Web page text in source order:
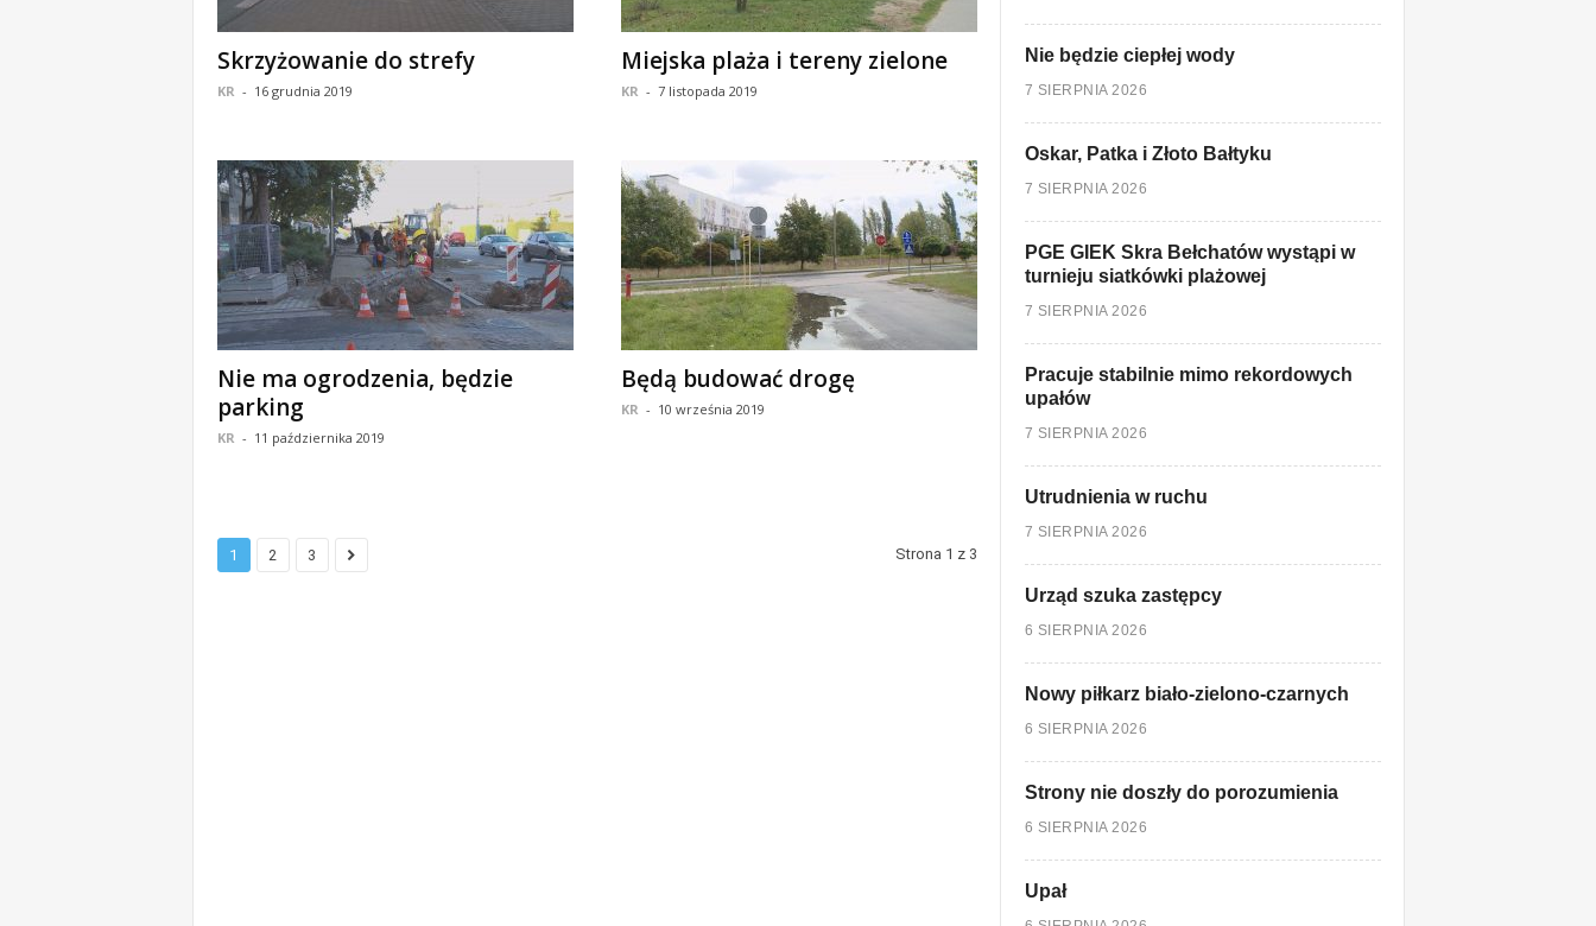
Skrzyżowanie do strefy
KR - 16 grudnia 2019
Miejska plaża i tereny zielone
KR - 7 listopada 2019
Nie ma ogrodzenia, będzie
parking
KR - 11 października 2019
Będą budować drogę
KR - 10 września 2019
1 2 3 Strona 1 z 3
Nie będzie ciepłej wody
7 SIERPNIA 2026
Oskar, Patka i Złoto Bałtyku
7 SIERPNIA 2026
PGE GIEK Skra Bełchatów wystąpi w
turnieju siatkówki plażowej
7 SIERPNIA 2026
Pracuje stabilnie mimo rekordowych
upałów
7 SIERPNIA 2026
Utrudnienia w ruchu
7 SIERPNIA 2026
Urząd szuka zastępcy
6 SIERPNIA 2026
Nowy piłkarz biało-zielono-czarnych
6 SIERPNIA 2026
Strony nie doszły do porozumienia
6 SIERPNIA 2026
Upał